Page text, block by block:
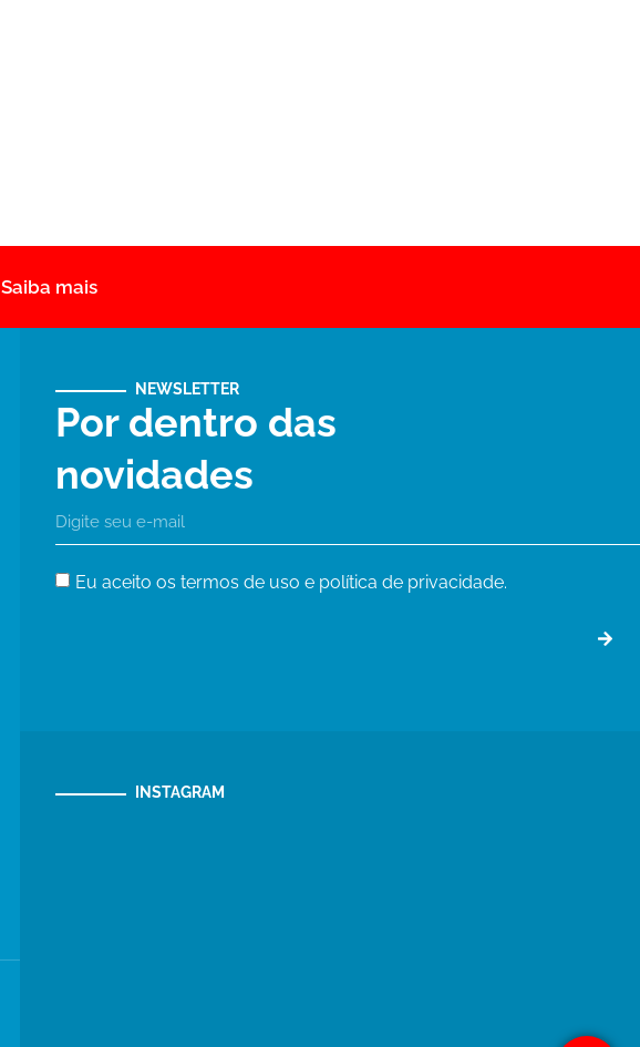
Saiba mais
NEWSLETTER
Por dentro das
novidades
Eu aceito os termos de uso e política de privacidade.
INSTAGRAM